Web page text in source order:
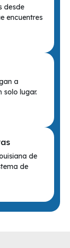
desde
encuentres
a
solo lugar.
de
de